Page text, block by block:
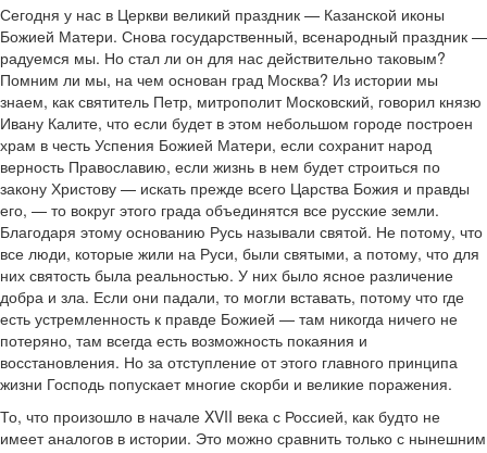
Сегодня у нас в Церкви великий праздник — Казанской иконы
Божией Матери. Снова государственный, всенародный праздник —
радуемся мы. Но стал ли он для нас действительно таковым?
Помним ли мы, на чем основан град Москва? Из истории мы
знаем, как святитель Петр, митрополит Московский, говорил князю
Ивану Калите, что если будет в этом небольшом городе построен
храм в честь Успения Божией Матери, если сохранит народ
верность Православию, если жизнь в нем будет строиться по
закону Христову — искать прежде всего Царства Божия и правды
его, — то вокруг этого града объединятся все русские земли.
Благодаря этому основанию Русь называли святой. Не потому, что
все люди, которые жили на Руси, были святыми, а потому, что для
них святость была реальностью. У них было ясное различение
добра и зла. Если они падали, то могли вставать, потому что где
есть устремленность к правде Божией — там никогда ничего не
потеряно, там всегда есть возможность покаяния и
восстановления. Но за отступление от этого главного принципа
жизни Господь попускает многие скорби и великие поражения.
То, что произошло в начале XVII века с Россией, как будто не
имеет аналогов в истории. Это можно сравнить только с нынешним